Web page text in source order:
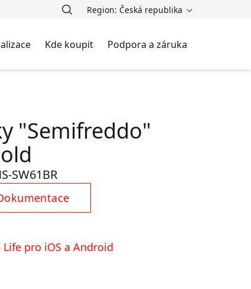
Region: Česká republika
Kde koupit Podpora a záruka
"Semifreddo"
SW61BR
pro iOS a Android